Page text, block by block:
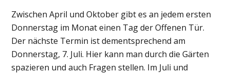
Zwischen April und Oktober gibt es an jedem ersten
Donnerstag im Monat einen Tag der Offenen Tür.
Der nächste Termin ist dementsprechend am
Donnerstag, 7. Juli. Hier kann man durch die Gärten
spazieren und auch Fragen stellen. Im Juli und